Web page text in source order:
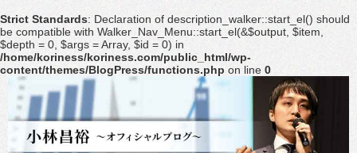
Strict Standards: Declaration of description_walker::start_el() should
be compatible with Walker_Nav_Menu::start_el(&$output, $item,
$depth = 0, $args = Array, $id = 0) in
/home/koriness/koriness.com/public_html/wp-
content/themes/BlogPress/functions.php on line 0